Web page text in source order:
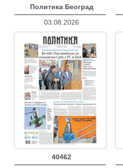
Политика Београд
03.08.2026
40462